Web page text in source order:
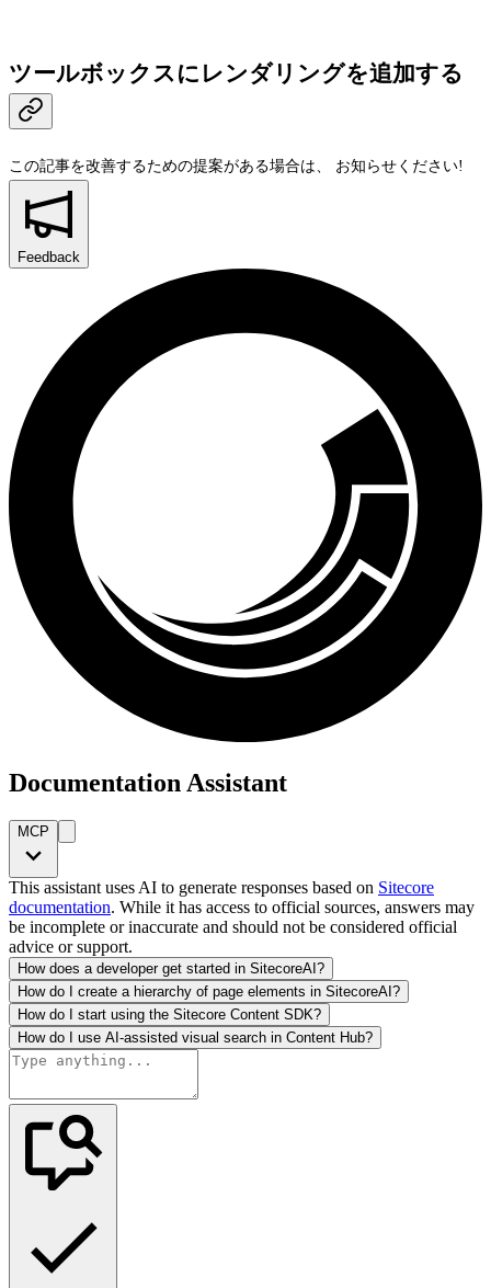
ツールボックスにレンダリングを追加する
この記事を改善するための提案がある場合は、 お知らせください!
Feedback
Documentation Assistant
MCP
This assistant uses AI to generate responses based on Sitecore
documentation. While it has access to official sources, answers may
be incomplete or inaccurate and should not be considered official
advice or support.
How does a developer get started in SitecoreAI?
How do I create a hierarchy of page elements in SitecoreAI?
How do I start using the Sitecore Content SDK?
How do I use AI-assisted visual search in Content Hub?